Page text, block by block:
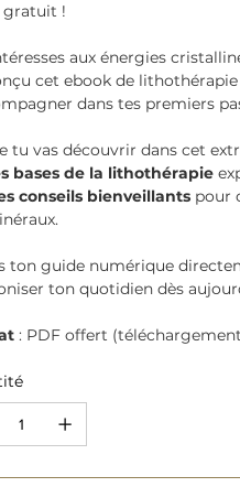
gratuit !
aux énergies
cet ebook de
dans tes premiers
tu vas découvrir dans cet
bases de la lithothérapie
conseils bienveillants pour
ton guide numérique
ton quotidien dès
: PDF offert